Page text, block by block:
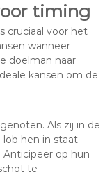
timing
cruciaal voor het
wanneer
doelman naar
kansen om de
Als zij in de
hen in staat
op hun
te